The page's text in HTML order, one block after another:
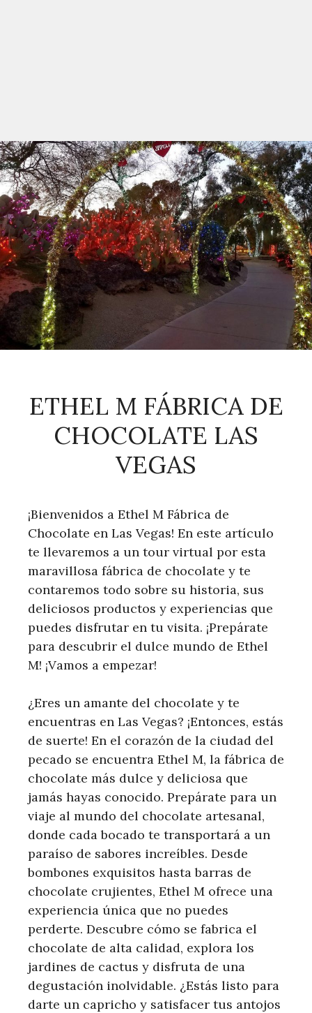
ETHEL M FÁBRICA DE
CHOCOLATE LAS
VEGAS
¡Bienvenidos a Ethel M Fábrica de
Chocolate en Las Vegas! En este artículo
te llevaremos a un tour virtual por esta
maravillosa fábrica de chocolate y te
contaremos todo sobre su historia, sus
deliciosos productos y experiencias que
puedes disfrutar en tu visita. ¡Prepárate
para descubrir el dulce mundo de Ethel
M! ¡Vamos a empezar!
¿Eres un amante del chocolate y te
encuentras en Las Vegas? ¡Entonces, estás
de suerte! En el corazón de la ciudad del
pecado se encuentra Ethel M, la fábrica de
chocolate más dulce y deliciosa que
jamás hayas conocido. Prepárate para un
viaje al mundo del chocolate artesanal,
donde cada bocado te transportará a un
paraíso de sabores increíbles. Desde
bombones exquisitos hasta barras de
chocolate crujientes, Ethel M ofrece una
experiencia única que no puedes
perderte. Descubre cómo se fabrica el
chocolate de alta calidad, explora los
jardines de cactus y disfruta de una
degustación inolvidable. ¿Estás listo para
darte un capricho y satisfacer tus antojos